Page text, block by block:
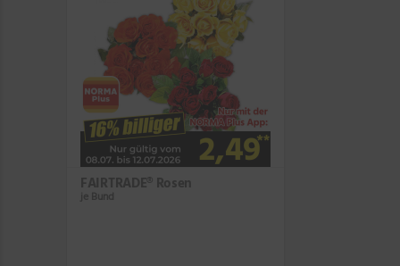
FAIRTRADE® Rosen
je Bund